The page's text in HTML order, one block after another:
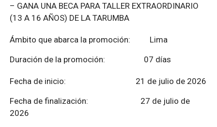
– GANA UNA BECA PARA TALLER EXTRAORDINARIO
(13 A 16 AÑOS) DE LA TARUMBA
Ámbito que abarca la promoción: Lima
Duración de la promoción: 07 días
Fecha de inicio: 21 de julio de 2026
Fecha de finalización:
27 de julio de
2026